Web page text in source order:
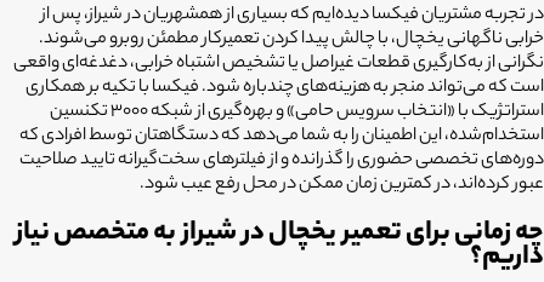
در تجربه مشتریان فیکسا دیده‌ایم که بسیاری از همشهریان در شیراز، پس از
خرابی ناگهانی یخچال، با چالش پیدا کردن تعمیرکار مطمئن روبرو می‌شوند.
نگرانی از به‌کارگیری قطعات غیراصل یا تشخیص اشتباه خرابی، دغدغه‌ای واقعی
است که می‌تواند منجر به هزینه‌های چندباره شود. فیکسا با تکیه بر همکاری
استراتژیک با «انتخاب سرویس حامی» و بهره‌گیری از شبکه ۳۰۰۰ تکنسین
استخدام‌شده، این اطمینان را به شما می‌دهد که دستگاهتان توسط افرادی که
دوره‌های تخصصی حضوری را گذرانده و از فیلترهای سخت‌گیرانه تایید صلاحیت
عبور کرده‌اند، در کمترین زمان ممکن در محل رفع عیب شود.
چه زمانی برای تعمیر یخچال در شیراز به متخصص نیاز
داریم؟